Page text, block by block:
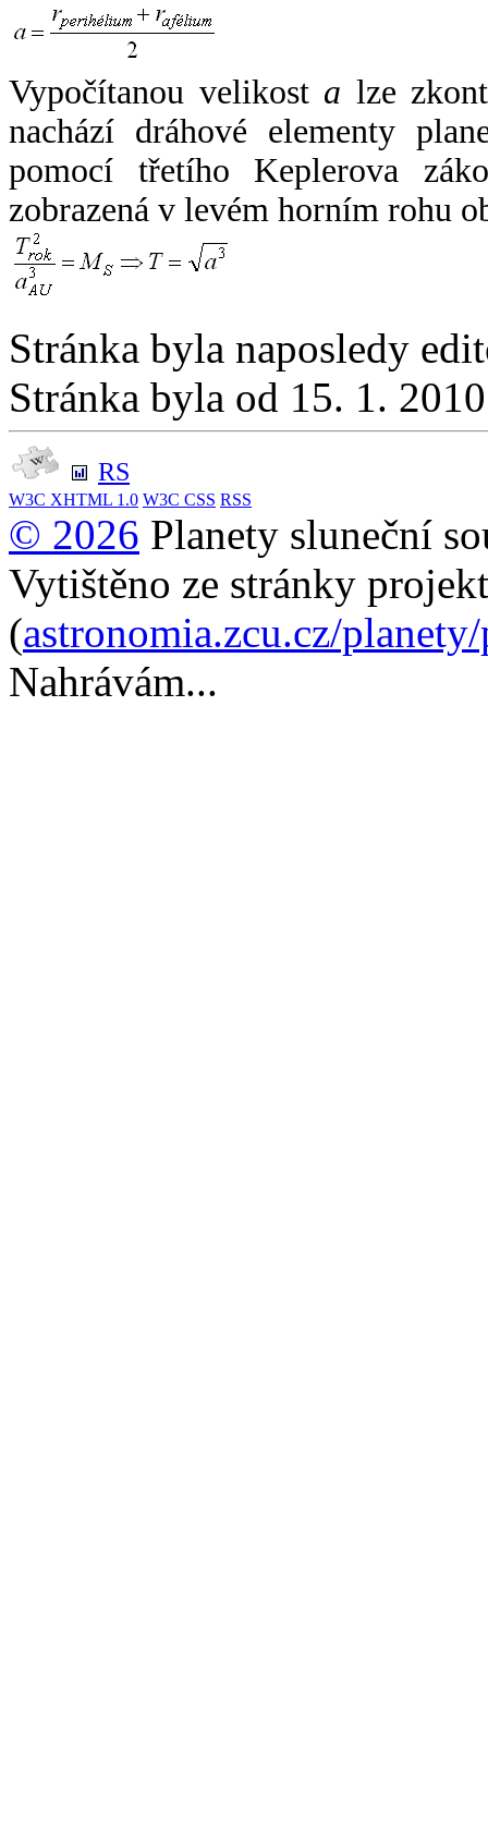
Vypočítanou velikost a lze
nachází dráhové elementy
pomocí třetího Keplerova
zobrazená v levém horním rohu
Stránka byla naposledy
Stránka byla od 15. 1.
RS
W3C XHTML 1.0 W3C CSS RSS
© 2026 Planety sluneční
Vytištěno ze stránky
(astronomia.zcu.cz/
Nahrávám...